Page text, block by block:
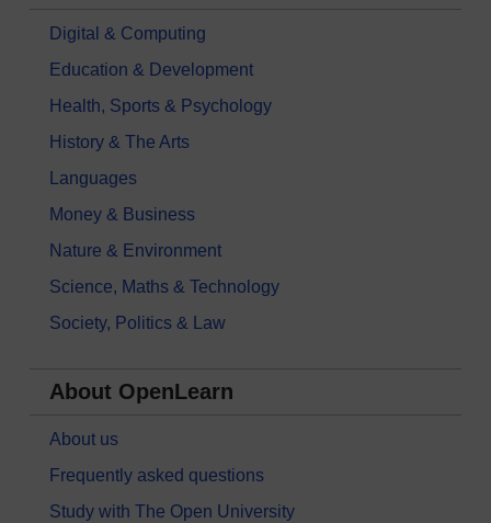
Digital & Computing
Education & Development
Health, Sports & Psychology
History & The Arts
Languages
Money & Business
Nature & Environment
Science, Maths & Technology
Society, Politics & Law
About OpenLearn
About us
Frequently asked questions
Study with The Open University